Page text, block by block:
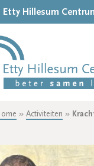
Etty Hillesum
» Activiteiten »